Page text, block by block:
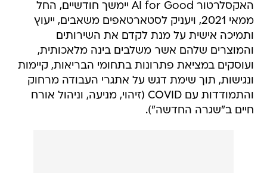
האקסלרטור AI for Good יימשך חודשיים, החל
ממאי 2021, ויעניק לסטארטאפים משאבים, ייעוץ
ותמיכה אישית על מנת לקדם את השירותים
והמוצרים שלהם אשר משלבים בינה מלאכותית,
ועוסקים במציאת פתרונות בתחומי הבריאות, קיימות
ונגישות, תוך שימת דגש על אתגרי העבודה מרחוק
והתמודדות עם COVID (זיהוי, מניעה, וניהול אורח
חיים ב"שגרה החדשה").